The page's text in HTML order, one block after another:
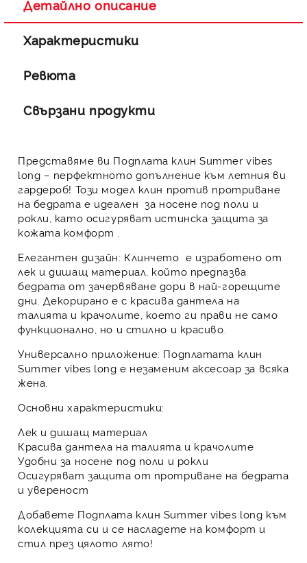
Детайлно описание
Характеристики
Ревюта
Свързани продукти
Представяме ви Подплата клин Summer vibes
long – перфектното допълнение към летния ви
гардероб! Този модел клин против протриване
на бедрата е идеален за носене под поли и
рокли, като осигуряват истинска защита за
кожата комфорт .
Елегантен дизайн: Клинчето е изработено от
лек и дишащ материал , който предпазва
бедрата от зачервяване дори в най-горещите
дни. Декорирано е с красива дантела на
талията и крачолите, което ги прави не само
функционално, но и стилно и красиво.
Универсално приложение: Подплатата клин
Summer vibes long е незаменим аксесоар за всяка
жена.
Основни характеристики:
Лек и дишащ материал
Красива дантела на талията и крачолите
Удобни за носене под поли и рокли
Осигуряват защита от протриване на бедрата
и увереност
Добавете Подплата клин Summer vibes long към
колекцията си и се насладете на комфорт и
стил през цялото лято!